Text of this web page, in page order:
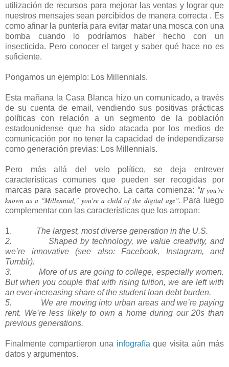
utilización de recursos para mejorar las ventas y lograr que
nuestros mensajes sean percibidos de manera correcta . Es
como afinar la puntería para evitar matar una mosca con una
bomba cuando lo podríamos haber hecho con un
insecticida. Pero conocer el target y saber qué hace no es
suficiente.
Pongamos un ejemplo: Los Millennials.
Esta mañana la Casa Blanca hizo un comunicado, a través
de su cuenta de email, vendiendo sus positivas prácticas
políticas con relación a un segmento de la población
estadounidense que ha sido atacada por los medios de
comunicación por no tener la capacidad de independizarse
como generación previas: Los Millennials.
Pero más allá del velo político, se deja entrever
características comunes que pueden ser recogidas por
marcas para sacarle provecho. La carta comienza: “If you’re
known as a "Millennial," you're a child of the digital age”. Para luego
complementar con las características que los arropan:
1.
The largest, most diverse generation in the U.S.
2. Shaped by technology, we value creativity, and
we’re innovative (see also: Facebook, Instagram, and
Tumblr).
3. More of us are going to college, especially women.
But when you couple that with rising tuition, we are left with
an ever-increasing share of the student loan debt burden.
5. We are moving into urban areas and we’re paying
rent. We’re less likely to own a home during our 20s than
previous generations.
Finalmente compartieron una infografía que visita aún más
datos y argumentos.